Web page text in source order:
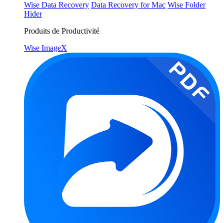
Wise Data Recovery Data Recovery for Mac Wise Folder
Hider
Produits de Productivité
Wise ImageX